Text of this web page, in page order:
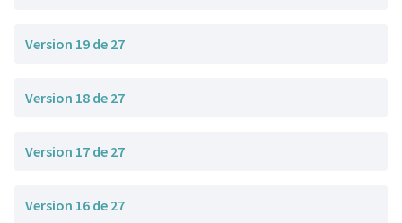
Version 19 de 27
Version 18 de 27
Version 17 de 27
Version 16 de 27